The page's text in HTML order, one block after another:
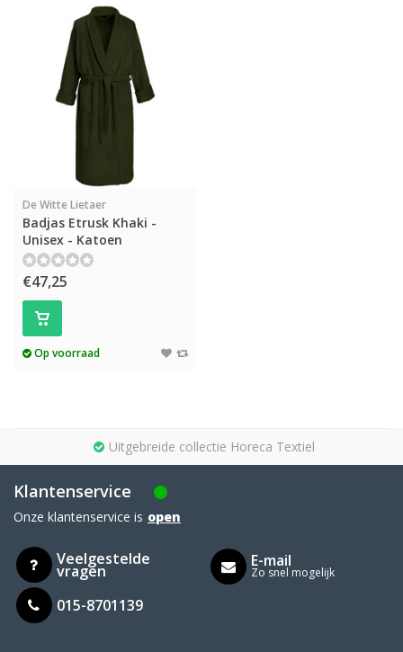
De Witte Lietaer
Badjas Etrusk Khaki -
Unisex - Katoen
€47,25
Op voorraad
Uitgebreide collectie Horeca Textiel
Klantenservice
Onze klantenservice is open
Veelgestelde
vragen
015-8701139
E-mail
Zo snel mogelijk